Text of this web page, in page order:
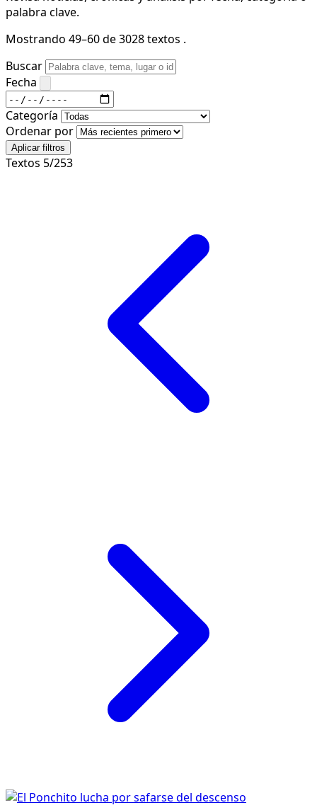
palabra clave.
Mostrando 49–60 de 3028 textos .
Buscar
Fecha
Categoría
Ordenar por
Aplicar filtros
Textos 5/253